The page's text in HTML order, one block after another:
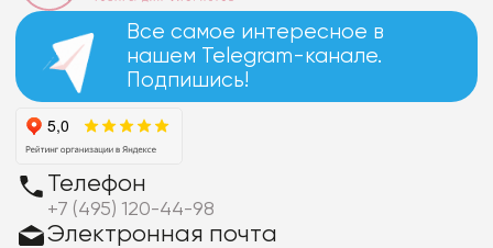
Все самое интересное в
нашем Telegram-канале.
Подпишись!
Телефон
+7 (495) 120-44-98
Электронная почта